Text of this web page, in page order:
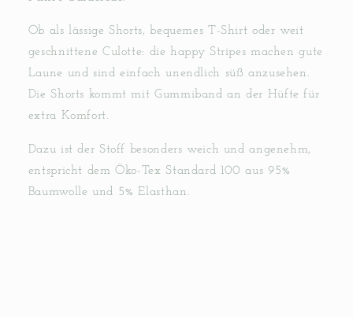
Ob als lässige Shorts, bequemes T-Shirt oder weit
geschnittene Culotte: die happy Stripes machen gute
Laune und sind einfach unendlich süß anzusehen.
Die Shorts kommt mit Gummiband an der Hüfte für
extra Komfort.
Dazu ist der Stoff besonders weich und angenehm,
entspricht dem Öko-Tex Standard 100 aus 95%
Baumwolle und 5% Elasthan.